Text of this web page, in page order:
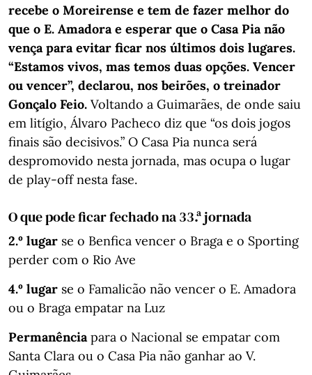
recebe o Moreirense e tem de fazer melhor do
que o E. Amadora e esperar que o Casa Pia não
vença para evitar ficar nos últimos dois lugares.
“Estamos vivos, mas temos duas opções. Vencer
ou vencer”, declarou, nos beirões, o treinador
Gonçalo Feio. Voltando a Guimarães, de onde saiu
em litígio, Álvaro Pacheco diz que “os dois jogos
finais são decisivos.” O Casa Pia nunca será
despromovido nesta jornada, mas ocupa o lugar
de play-off nesta fase.
O que pode ficar fechado na 33.ª jornada
2.º lugar se o Benfica vencer o Braga e o Sporting
perder com o Rio Ave
4.º lugar se o Famalicão não vencer o E. Amadora
ou o Braga empatar na Luz
Permanência para o Nacional se empatar com
Santa Clara ou o Casa Pia não ganhar ao V.